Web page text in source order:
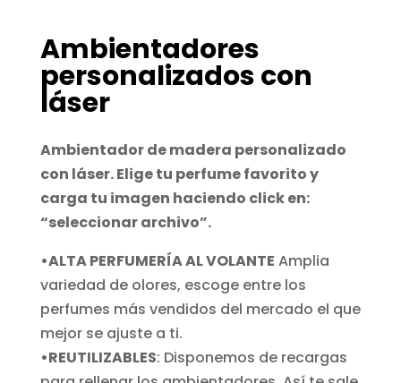
Ambientadores
personalizados con
láser
Ambientador de madera personalizado
con láser. Elige tu perfume favorito y
carga tu imagen haciendo click en:
“seleccionar archivo”.
•ALTA PERFUMERÍA AL VOLANTE Amplia
variedad de olores, escoge entre los
perfumes más vendidos del mercado el que
mejor se ajuste a ti.
•REUTILIZABLES: Disponemos de recargas